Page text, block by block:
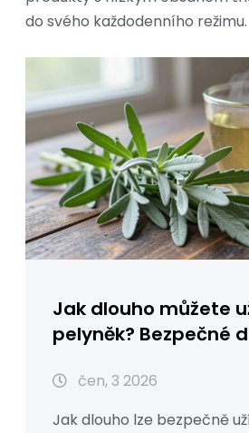
do svého každodenního režimu.
Jak dlouho můžete
pelyněk? Bezpečné
čen, 3 2026
Jak dlouho lze bezpečně